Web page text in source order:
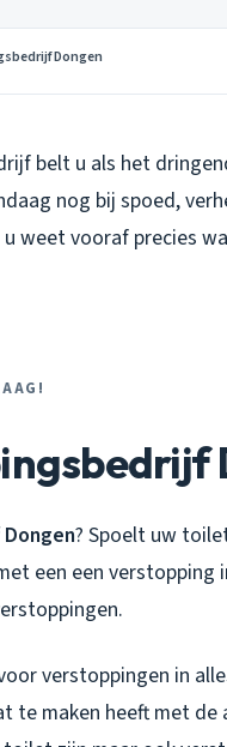
Dongen
belt u als het
nog bij spoed,
weet vooraf precies
? Spoelt uw
een een
verstoppingen in
te maken heeft met